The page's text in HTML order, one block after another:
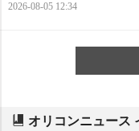
2026-08-05 12:34
オリコンニュース